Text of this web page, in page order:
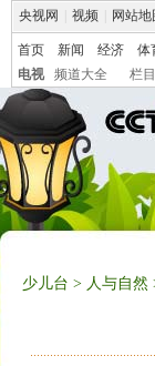
央视网 视频 网站地
首页 新闻 经济 体
电视
频道大全 栏
少儿台 > 人与自然